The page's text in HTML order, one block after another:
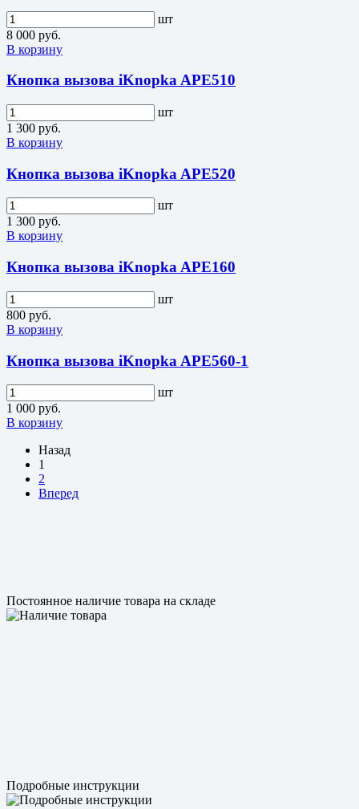
шт
8 000 руб.
В корзину
Кнопка вызова iKnopka APE510
шт
1 300 руб.
В корзину
Кнопка вызова iKnopka APE520
шт
1 300 руб.
В корзину
Кнопка вызова iKnopka APE160
шт
800 руб.
В корзину
Кнопка вызова iKnopka APE560-1
шт
1 000 руб.
В корзину
Назад
1
2
Вперед
Постоянное наличие товара на складе
Подробные инструкции